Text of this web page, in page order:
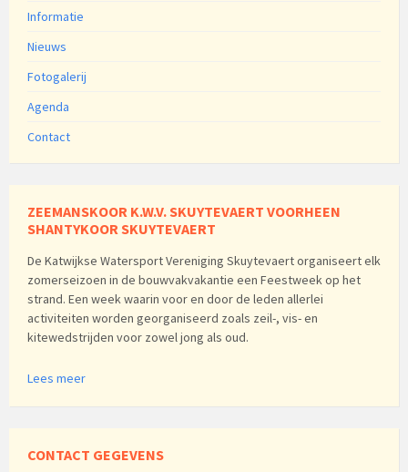
Informatie
Nieuws
Fotogalerij
Agenda
Contact
ZEEMANSKOOR K.W.V. SKUYTEVAERT VOORHEEN
SHANTYKOOR SKUYTEVAERT
De Katwijkse Watersport Vereniging Skuytevaert organiseert elk
zomerseizoen in de bouwvakvakantie een Feestweek op het
strand. Een week waarin voor en door de leden allerlei
activiteiten worden georganiseerd zoals zeil-, vis- en
kitewedstrijden voor zowel jong als oud.
Lees meer
CONTACT GEGEVENS